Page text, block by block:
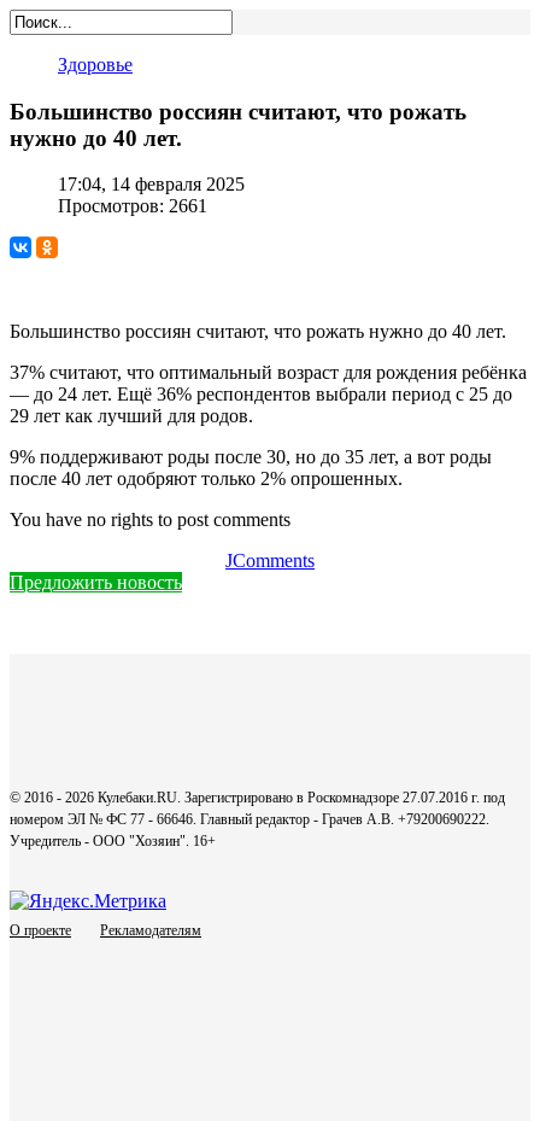
Здоровье
Большинство россиян считают, что рожать
нужно до 40 лет.
17:04, 14 февраля 2025
Просмотров: 2661
Большинство россиян считают, что рожать нужно до 40 лет.
37% считают, что оптимальный возраст для рождения ребёнка
— до 24 лет. Ещё 36% респондентов выбрали период с 25 до
29 лет как лучший для родов.
9% поддерживают роды после 30, но до 35 лет, а вот роды
после 40 лет одобряют только 2% опрошенных.
You have no rights to post comments
JComments
Предложить новость
© 2016 - 2026 Кулебаки.RU. Зарегистрировано в Роскомнадзоре 27.07.2016 г. под
номером ЭЛ № ФС 77 - 66646. Главный редактор - Грачев А.В. +79200690222.
Учредитель - ООО "Хозяин". 16+
О проекте Рекламодателям